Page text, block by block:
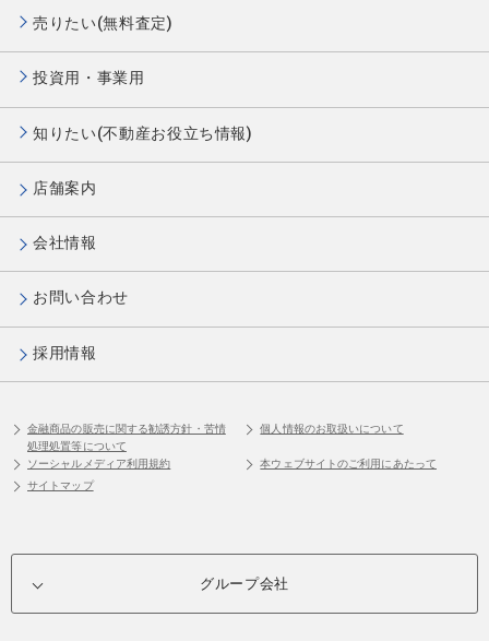
売りたい(無料査定)
投資用・事業用
知りたい(不動産お役立ち情報)
店舗案内
会社情報
お問い合わせ
採用情報
金融商品の販売に関する勧誘方針・苦情
処理処置等について
個人情報のお取扱いについて
ソーシャルメディア利用規約
本ウェブサイトのご利用にあたって
サイトマップ
グループ会社